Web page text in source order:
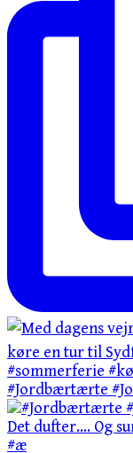
#Jordbærtærte
Det dufter…. Og
#æ